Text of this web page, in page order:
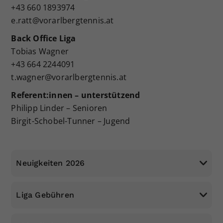
+43 660 1893974
e.ratt@vorarlbergtennis.at
Back Office Liga
Tobias Wagner
+43 664 2244091
t.wagner@vorarlbergtennis.at
Referent:innen – unterstützend
Philipp Linder – Senioren
Birgit-Schobel-Tunner – Jugend
Neuigkeiten 2026
Liga Gebühren
Dieser Wert speichert Ihre Consent-
Einstellungen. Unter anderem eine
historische Speicherung Ihrer
Webseiten-Betreiber dies eingestellt
hat.